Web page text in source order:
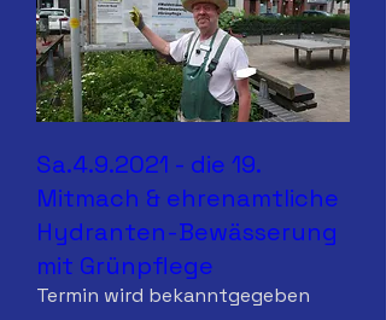
Sa.4.9.2021 - die 19.
Mitmach & ehrenamtliche
Hydranten-Bewässerung
mit Grünpflege
Termin wird bekanntgegeben